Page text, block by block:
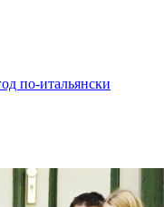
по-итальянски